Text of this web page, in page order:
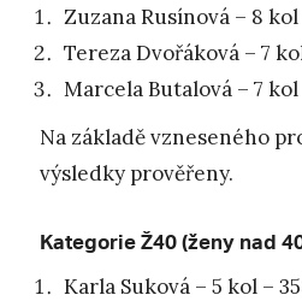
Zuzana Rusínová – 8 kol
Tereza Dvořáková – 7
Marcela Butalová – 7 kol
Na základě vzneseného
výsledky prověřeny.
Kategorie Ž40 (ženy nad
Karla Suková – 5 kol –